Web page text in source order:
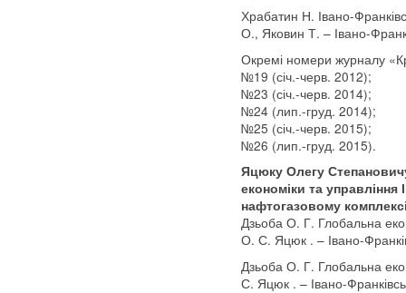
Храбатин Н. Івано-
О., Яковин Т. – Івано-
Окремі номери журналу
№19 (січ.-черв. 2012);
№23 (січ.-черв. 2014);
№24 (лип.-груд. 2014);
№25 (січ.-черв. 2015);
№26 (лип.-груд. 2015).
Яцюку Олегу
економіки та управління
нафтогазовому
Дзьоба О. Г. Глобальна
О. С. Яцюк . – Івано-
Дзьоба О. Г. Глобальна
С. Яцюк . – Івано-